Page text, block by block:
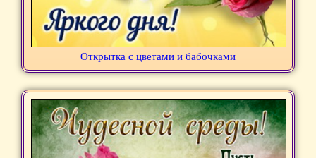
Открытка с цветами и бабочками